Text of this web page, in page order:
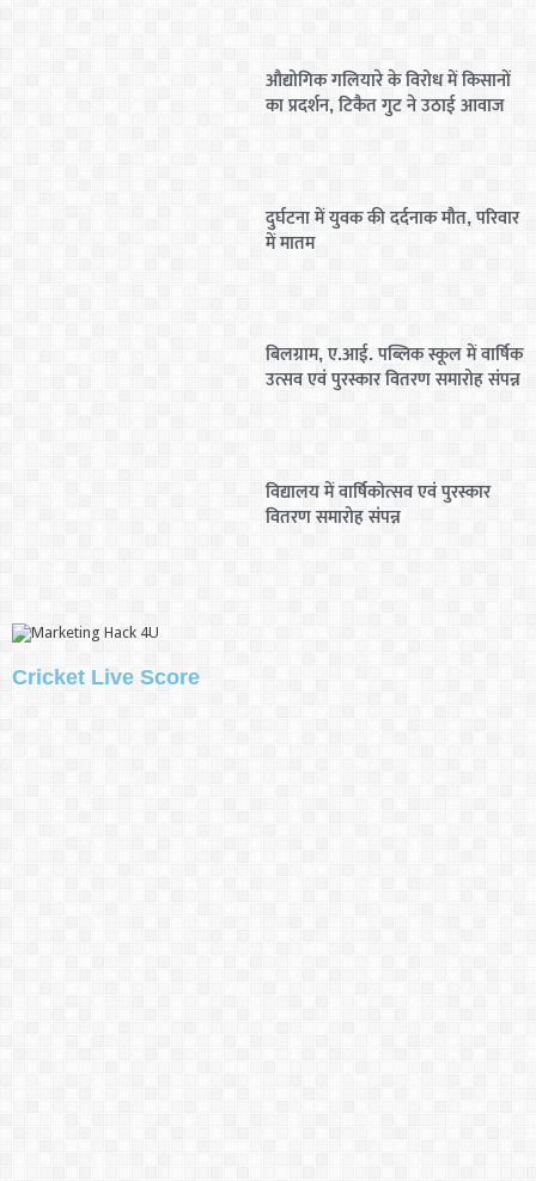
औद्योगिक गलियारे के विरोध में किसानों
का प्रदर्शन, टिकैत गुट ने उठाई आवाज
दुर्घटना में युवक की दर्दनाक मौत, परिवार
में मातम
बिलग्राम, ए.आई. पब्लिक स्कूल में वार्षिक
उत्सव एवं पुरस्कार वितरण समारोह संपन्न
विद्यालय में वार्षिकोत्सव एवं पुरस्कार
वितरण समारोह संपन्न
Cricket Live Score